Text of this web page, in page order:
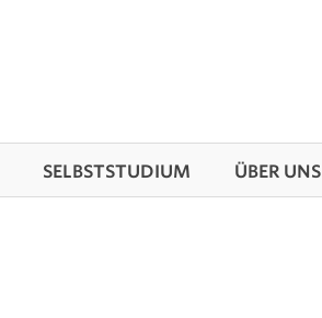
SELBSTSTUDIUM ÜBER UNS